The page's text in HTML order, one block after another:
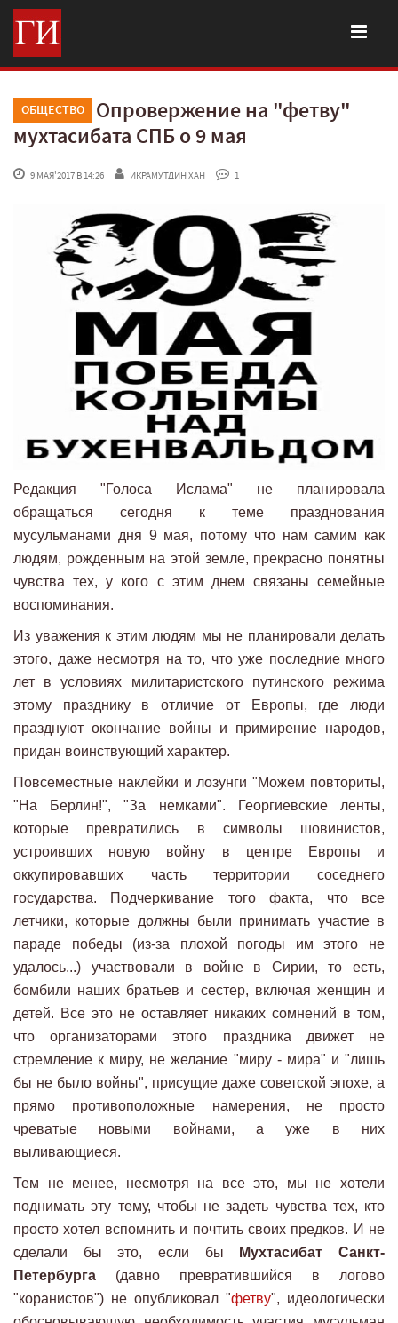
ОБЩЕСТВО
Опровержение на "фетву"
мухтасибата СПБ о 9 мая
9 МАЯ'2017 В 14:26 ИКРАМУТДИН ХАН 1
Редакция "Голоса Ислама" не планировала
обращаться сегодня к теме празднования
мусульманами дня 9 мая, потому что нам самим как
людям, рожденным на этой земле, прекрасно понятны
чувства тех, у кого с этим днем связаны семейные
воспоминания.
Из уважения к этим людям мы не планировали делать
этого, даже несмотря на то, что уже последние много
лет в условиях милитаристского путинского режима
этому празднику в отличие от Европы, где люди
празднуют окончание войны и примирение народов,
придан воинствующий характер.
Повсеместные наклейки и лозунги "Можем повторить!,
"На Берлин!", "За немками". Георгиевские ленты,
которые превратились в символы шовинистов,
устроивших новую войну в центре Европы и
оккупировавших часть территории соседнего
государства. Подчеркивание того факта, что все
летчики, которые должны были принимать участие в
параде победы (из-за плохой погоды им этого не
удалось...) участвовали в войне в Сирии, то есть,
бомбили наших братьев и сестер, включая женщин и
детей. Все это не оставляет никаких сомнений в том,
что организаторами этого праздника движет не
стремление к миру, не желание "миру - мира" и "лишь
бы не было войны", присущие даже советской эпохе, а
прямо противоположные намерения, не просто
чреватые новыми войнами, а уже в них
выливающиеся.
Тем не менее, несмотря на все это, мы не хотели
поднимать эту тему, чтобы не задеть чувства тех, кто
просто хотел вспомнить и почтить своих предков. И не
сделали бы это, если бы
Мухтасибат Санкт-
Петербурга (давно превратившийся в логово
"коранистов") не опубликовал "фетву", идеологически